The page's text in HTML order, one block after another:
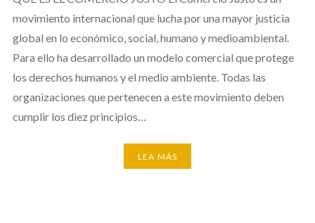
movimiento internacional que lucha por una mayor justicia
global en lo económico, social, humano y medioambiental.
Para ello ha desarrollado un modelo comercial que protege
los derechos humanos y el medio ambiente. Todas las
organizaciones que pertenecen a este movimiento deben
cumplir los diez principios…
LEA MÁS